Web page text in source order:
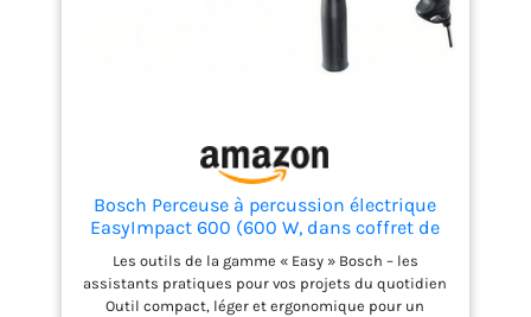
Bosch Perceuse à percussion électrique
EasyImpact 600 (600 W, dans coffret de
transport)
Les outils de la gamme « Easy » Bosch – les
assistants pratiques pour vos projets du quotidien
Outil compact, léger et ergonomique pour un